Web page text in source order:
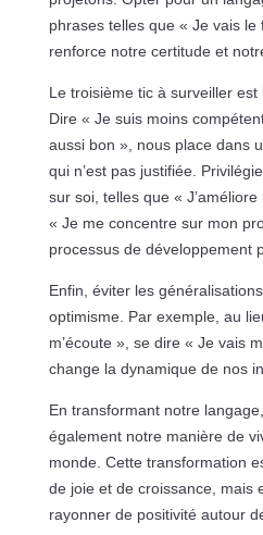
phrases telles que « Je vais le
renforce notre certitude et
Le troisième tic à surveiller est
Dire « Je suis moins
aussi bon », nous place dans
qui n’est pas justifiée.
sur soi, telles que «
« Je me concentre sur mon
processus de développement
Enfin, éviter les
optimisme. Par exemple, au
m’écoute », se dire « Je vais
change la dynamique de nos
En transformant notre
également notre manière de
monde. Cette transformation
de joie et de croissance, mais
rayonner de positivité autour